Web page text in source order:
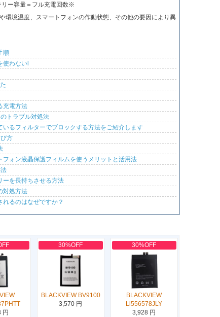
リー容量＝フル充電回数※
環境温度、スマートフォンの作動状態、その他の要因により異
順
使わないl
充電方法
トラブル対処法
るフィルターでブロックする方法をご紹介します
方
ォン液晶保護フィルムを使うメリットと活用法
ーを長持ちさせる方法
対処方法
るのはなぜですか？
円
30%OFF
BLACKVIEW BV9100
3,570 円
30%OFF
BLACKVIEW
Li556578JLY
3,928 円